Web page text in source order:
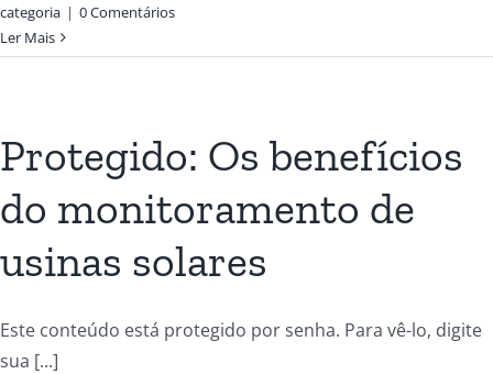
categoria | 0 Comentários
Ler Mais
Protegido: Os benefícios
do monitoramento de
usinas solares
Este conteúdo está protegido por senha. Para vê-lo, digite
sua [...]